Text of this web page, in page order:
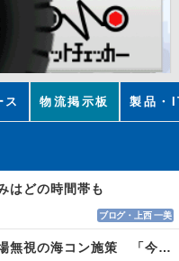
ス 物流掲示板 製品・
はどの時間帯も
ブログ・上西 一美
違う違うそれじゃない 現場無視の海コン施策 「今でも平均２～３時間は待つ」